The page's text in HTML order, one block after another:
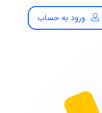
ورود به حساب